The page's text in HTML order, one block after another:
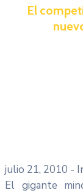
El
julio 21, 2010 -
El gigante